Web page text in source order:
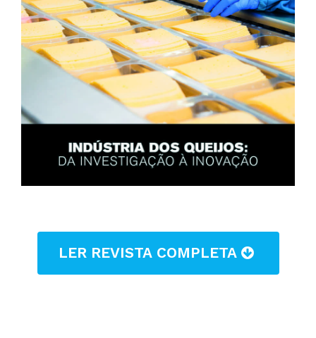
LER REVISTA COMPLETA